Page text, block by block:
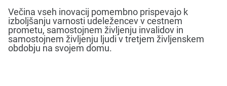
Večina vseh inovacij pomembno prispevajo k
izboljšanju varnosti udeležencev v cestnem
prometu, samostojnem življenju invalidov in
samostojnem življenju ljudi v tretjem življenskem
obdobju na svojem domu.